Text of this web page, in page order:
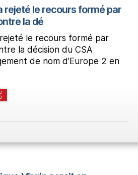
rejeté le recours formé par
la dé
le recours formé par
la décision du CSA
de nom d'Europe 2 en